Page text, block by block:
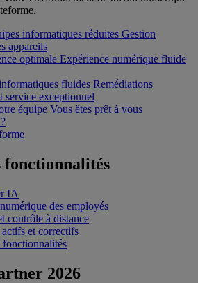
informatiques réduites Gestion
appareils
optimale Expérience numérique fluide
fluides Remédiations
service exceptionnel
équipe Vous êtes prêt à vous
IA
des employés
contrôle à distance
et correctifs
2026